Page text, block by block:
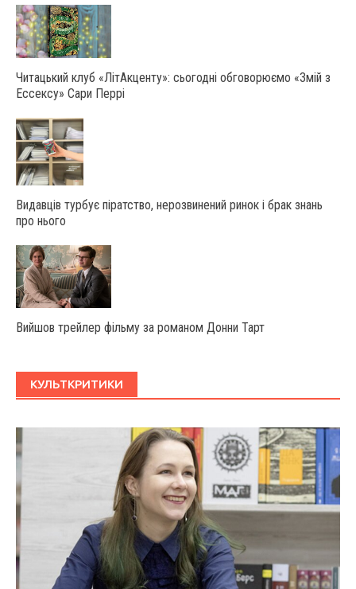
Читацький клуб «ЛітАкценту»: сьогодні обговорюємо «Змій з
Ессексу» Сари Перрі
Видавців турбує піратство, нерозвинений ринок і брак знань
про нього
Вийшов трейлер фільму за романом Донни Тарт
КУЛЬТКРИТИКИ